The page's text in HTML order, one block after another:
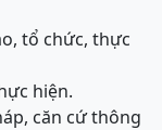
tổ chức, thực
hiện.
căn cứ thông